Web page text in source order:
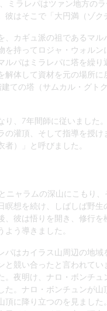
ミラレパはツァン地方の
彼はそこで「大円満（ゾク
、カギュ派の祖であるマ
を持ってロジャ・ウォル
ルパはミラレパに塔を繰
解体して資材を元の場所
ての塔（サムカル・グト
り、7年間師に従いまし
の灌頂、そして指導を授
）」と呼びました。
ニャラムの深山にこもり
瞑想を続け、しばしば野
、彼は悟りを開き、修行
う導きました。
パはカイラス山周辺の地
と競い合ったと言われて
。夜明け、ナロ・ボンチ
た。ナロ・ボンチュンが
頂に降り立つのを見まし